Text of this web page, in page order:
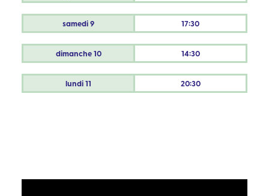
samedi9 17:30
dimanche10 14:30
lundi11 20:30